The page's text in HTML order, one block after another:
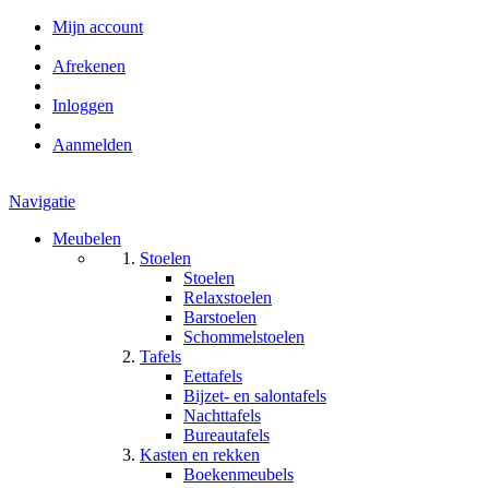
Mijn account
Afrekenen
Inloggen
Aanmelden
Navigatie
Meubelen
Stoelen
Stoelen
Relaxstoelen
Barstoelen
Schommelstoelen
Tafels
Eettafels
Bijzet- en salontafels
Nachttafels
Bureautafels
Kasten en rekken
Boekenmeubels